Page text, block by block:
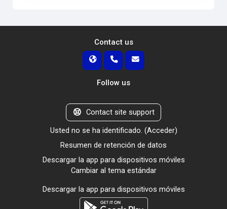
Contact us
Follow us
Contact site support
Usted no se ha identificado. (Acceder)
Resumen de retención de datos
Descargar la app para dispositivos móviles
Cambiar al tema estándar
Descargar la app para dispositivos móviles